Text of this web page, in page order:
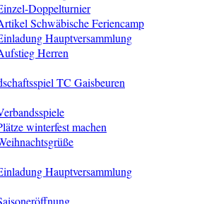
Doppelturnier
Schwäbische Feriencamp
Hauptversammlung
Herren
TC Gaisbeuren
winterfest machen
Hauptversammlung